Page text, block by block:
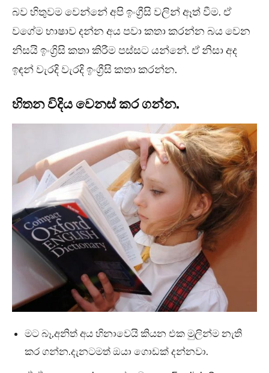
බව හිතුවම වෙන්නේ අපි ඉංග්‍රීසි වලින් ඈත් වීම. ඒ
වගේම භාෂාව දන්න අය පවා කතා කරන්න බය වෙන
නිසයි ඉංග්‍රිසි කතා කිරීම පස්සට යන්නේ. ඒ නිසා අද
ඉඳන් වැරදි වැරදි ඉංග්‍රීසි කතා කරන්න.
හිතන විදිය වෙනස් කර ගන්න.
මට බෑ,අනිත් අය හිනාවෙයි කියන එක මුලින්ම නැති
කර ගන්න.දැනටමත් ඔයා ගොඩක් දන්නවා.